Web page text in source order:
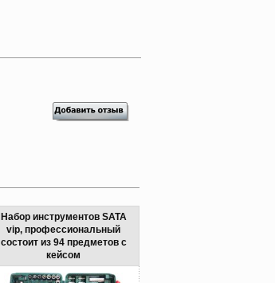
Набор инструментов SATA
vip, профессиональный
состоит из 94 предметов с
кейсом